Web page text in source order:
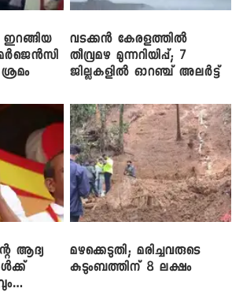
ഇറങ്ങിയ
വടക്കൻ കേരളത്തിൽ
തീവ്രമഴ മുന്നറിയിപ്പ്; 7
ജില്ലകളിൽ ഓറഞ്ച് അലർട്ട്
ആദ്യ
മഴക്കെടുതി; മരിച്ചവരുടെ
കുടുംബത്തിന് 8 ലക്ഷം